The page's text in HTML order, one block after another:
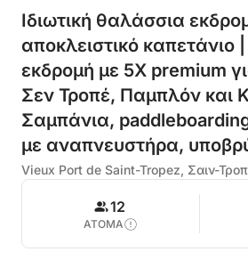
Ιδιωτική θαλάσσια
αποκλειστικό καπετάνιο
εκδρομή με 5X premium
Σεν Τροπέ, Παμπλόν και
Σαμπάνια,
με αναπνευστήρα,
Vieux Port de Saint-Tropez, Σαιν-
12
ΑΤΟΜΑ